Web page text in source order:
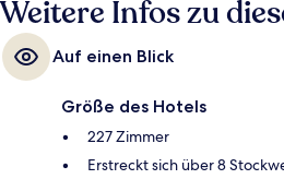
Weitere Infos zu
Auf einen Blick
Größe des Hotels
227 Zimmer
Erstreckt sich über 8